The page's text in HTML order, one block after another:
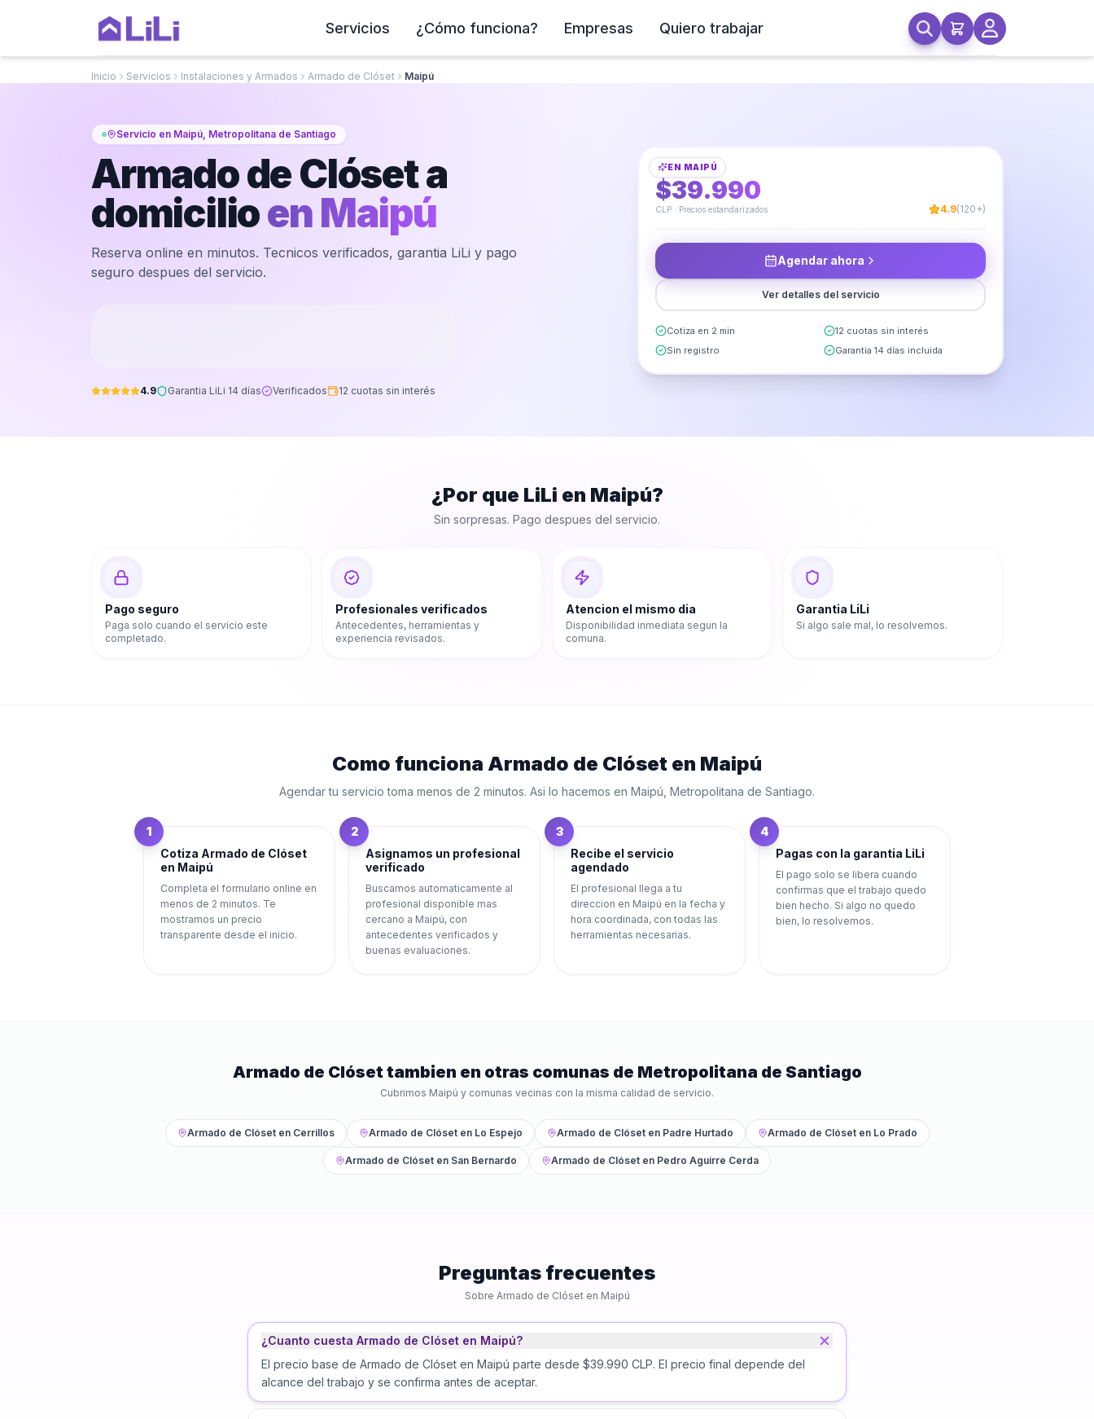
Servicios ¿Cómo funciona? Empresas Quiero trabajar
Inicio Servicios Instalaciones y Armados Armado de Clóset Maipú
Servicio en Maipú, Metropolitana de Santiago
Armado de Clóset a
domicilioenMaipú
Reserva online en minutos. Tecnicos verificados, garantia LiLi y pago
seguro despues del servicio.
4.9 Garantia LiLi 14 días Verificados 12 cuotas sin interés
EN MAIPÚ
DESDE
$39.990
CLP · Precios estandarizados 4.9(120+)
Agendar ahora
Ver detalles del servicio
Cotiza en 2 min
12 cuotas sin interés
Sin registro
Garantia 14 días incluida
¿Por que LiLi en Maipú?
Sin sorpresas. Pago despues del servicio.
Pago seguro
Paga solo cuando el servicio este
completado.
Profesionales verificados
Antecedentes, herramientas y
experiencia revisados.
Atencion el mismo dia
Disponibilidad inmediata segun la
comuna.
Garantia LiLi
Si algo sale mal, lo resolvemos.
Como funciona Armado de Clóset en Maipú
Agendar tu servicio toma menos de 2 minutos. Asi lo hacemos en Maipú Metropolitana de Santiago.
1
Cotiza Armado de Clóset
en Maipú
Completa el formulario online en
menos de 2 minutos. Te
mostramos un precio
transparente desde el inicio.
2
Asignamos un profesional
verificado
Buscamos automaticamente al
profesional disponible mas
cercano a Maipú, con
antecedentes verificados y
buenas evaluaciones.
3
Recibe el servicio
agendado
El profesional llega a tu
direccion en Maipú en la fecha y
hora coordinada, con todas las
herramientas necesarias.
4
Pagas con la garantia LiLi
El pago solo se libera cuando
confirmas que el trabajo quedo
bien hecho. Si algo no quedo
bien, lo resolvemos.
Armado de Clósettambien en otras comunas de Metropolitana de Santiago
Cubrimos Maipú y comunas vecinas con la misma calidad de servicio.
Armado de Clóseten Cerrillos Armado de Clóseten Lo Espejo Armado de Clóseten Padre Hurtado Armado de Clóseten Lo Prado
Armado de Clóset en San Bernardo Armado de Clóset en Pedro Aguirre Cerda
Preguntas frecuentes
Sobre Armado de Clóseten Maipú
¿Cuanto cuesta Armado de Clóset en Maipú?
El precio base de Armado de Clóset en Maipú parte desde $39.990 CLP. El precio final depende del
alcance del trabajo y se confirma antes de aceptar.